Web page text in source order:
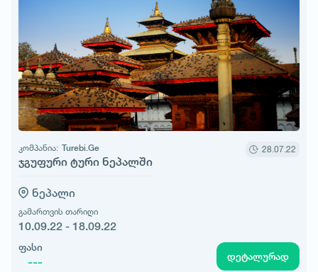
კომპანია: Turebi.Ge
ჯგუფური ტური ნეპალში
28.07.22
ნეპალი
გამართვის თარიღი
10.09.22 - 18.09.22
ფასი
--- დეტალურად